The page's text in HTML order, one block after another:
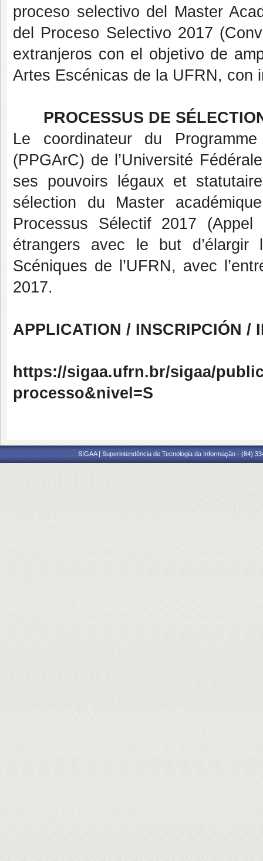
proceso selectivo del Master
del Proceso Selectivo 2017
extranjeros con el objetivo de
Artes Escénicas de la UFRN, con
PROCESSUS DE
Le coordinateur du
(PPGArC) de l’Université
ses pouvoirs légaux et
sélection du Master
Processus Sélectif 2017
étrangers avec le but d’élargir
Scéniques de l’UFRN, avec
2017.
APPLICATION / INSCRIPCIÓN /
https://sigaa.ufrn.br/sigaa/
processo&nivel=S
SIGAA | Superintendência de Tecnologia da Informação - (84)